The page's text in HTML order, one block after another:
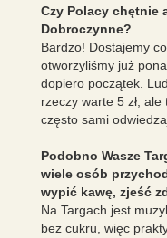
Czy Polacy chętnie
Dobroczynne?
Bardzo! Dostajemy
otworzyliśmy już
dopiero początek.
rzeczy warte 5 zł,
często sami
Podobno Wasze
wiele osób
wypić kawę, zjeść
Na Targach jest
bez cukru, więc